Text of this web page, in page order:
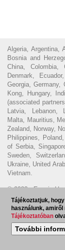
Algeria, Argentina,
Bosnia and
China, Colombia,
Denmark,
Georgia, Germany,
Kong, Hungary,
(associated
Latvia, Lebanon,
Malta, Mauritius,
Zealand, Norway,
Philippines,
of Serbia,
Sweden,
Ukraine, United
Vietnam.
© 2023 - Ecovis
Cookie tájékoztató
bejelentés
Tájékoztatjuk,
használunk,
Tájékoztatóban
További